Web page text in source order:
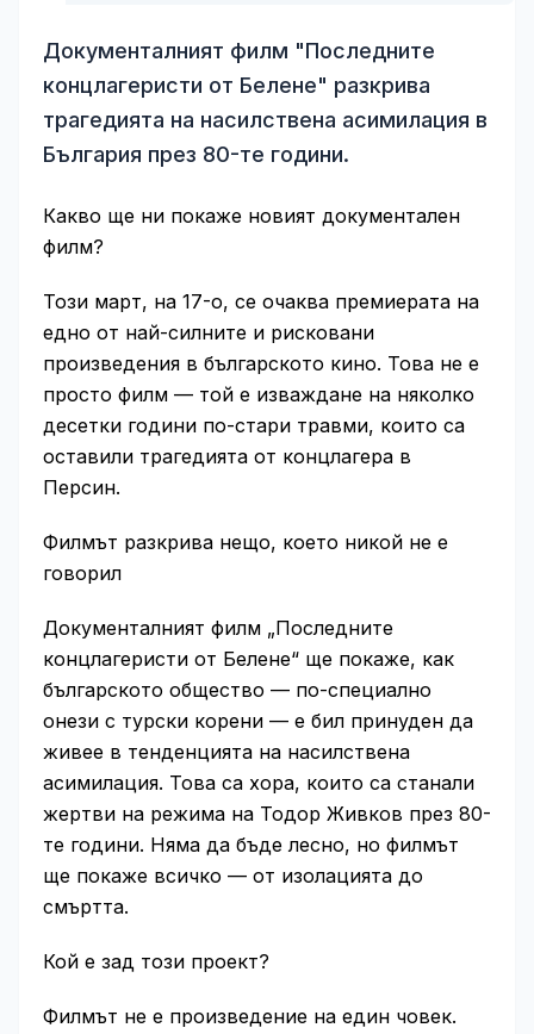
Документалният филм "Последните
концлагеристи от Белене" разкрива
трагедията на насилствена асимилация в
България през 80-те години.
Какво ще ни покаже новият документален
филм?
Този март, на 17-о, се очаква премиерата на
едно от най-силните и рисковани
произведения в българското кино. Това не е
просто филм — той е изваждане на няколко
десетки години по-стари травми, които са
оставили трагедията от концлагера в
Персин.
Филмът разкрива нещо, което никой не е
говорил
Документалният филм „Последните
концлагеристи от Белене“ ще покаже, как
българското общество — по-специално
онези с турски корени — е бил принуден да
живее в тенденцията на насилствена
асимилация. Това са хора, които са станали
жертви на режима на Тодор Живков през 80-
те години. Няма да бъде лесно, но филмът
ще покаже всичко — от изолацията до
смъртта.
Кой е зад този проект?
Филмът не е произведение на един човек.